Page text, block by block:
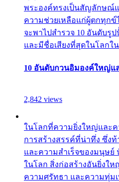
พระองค์ทรงเป็นสัญลักษณ์
ความช่วยเหลือแก่ผู้ตกทุกข์
จะพาไปสำรวจ 10 อันดับรู
และมีชื่อเสียงที่สุดในโลกใ
10 อันดับกวนอิมองค์ใหญ่แ
2,842 views
ในโลกที่ความยิ่งใหญ่และ
การสร้างสรรค์ที่น่าทึ่ง ซึ่ง
และความสำเร็จของมนุษ
ในโลก สิ่งก่อสร้างอันยิ่งให
ความศรัทธา และความทุ่ม